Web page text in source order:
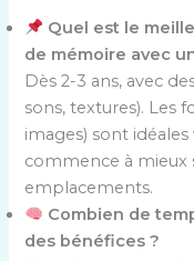
Quel est le
de mémoire avec
Dès 2-3 ans, avec
sons, textures). Les
images) sont
commence à mieux
emplacements.
Combien de
des bénéfices ?